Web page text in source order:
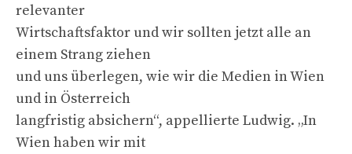
relevanter
Wirtschaftsfaktor und wir sollten jetzt alle an
einem Strang ziehen
und uns überlegen, wie wir die Medien in Wien
und in Österreich
langfristig absichern“, appellierte Ludwig. „In
Wien haben wir mit